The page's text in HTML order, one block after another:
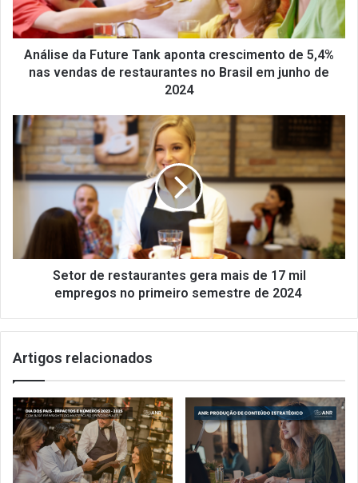
5,4%
nas
vendas
Brasil
em
junho
2024
Análise da Future Tank aponta crescimento de 5,4%
nas vendas de restaurantes no Brasil em junho de
2024
Setor
de
restaurantes
gera
empregos
Setor de restaurantes gera mais de 17 mil
empregos no primeiro semestre de 2024
Artigos relacionados